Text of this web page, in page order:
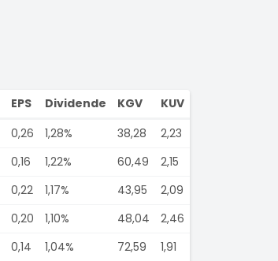
EPS Dividende KGV
KUV
0,26 1,28% 38,28
2,23
0,16 1,22% 60,49
2,15
0,22 1,17% 43,95
2,09
0,20 1,10% 48,04
2,46
0,14 1,04% 72,59
1,91